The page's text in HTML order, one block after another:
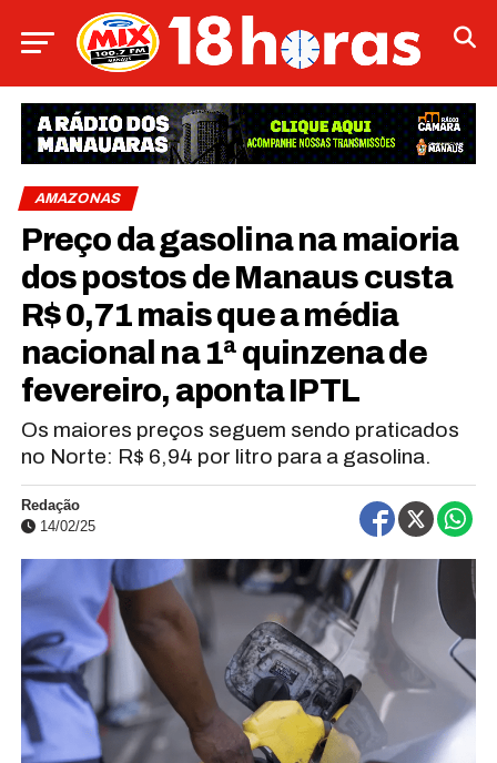
AMAZONAS
Preço da gasolina na maioria
dos postos de Manaus custa
R$ 0,71 mais que a média
nacional na 1ª quinzena de
fevereiro, aponta IPTL
Os maiores preços seguem sendo praticados
no Norte: R$ 6,94 por litro para a gasolina.
Redação
14/02/25